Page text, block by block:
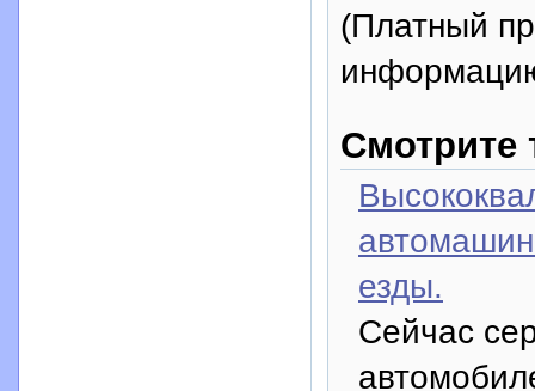
(Платный
Смотрите
езды.
Сейчас